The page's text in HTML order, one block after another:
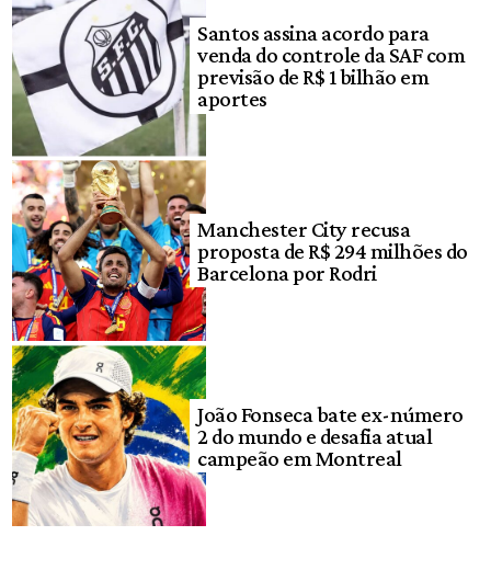
Santos assina acordo para
venda do controle da SAF com
previsão de R$ 1 bilhão em
aportes
Manchester City recusa
proposta de R$ 294 milhões do
Barcelona por Rodri
João Fonseca bate ex-número
2 do mundo e desafia atual
campeão em Montreal